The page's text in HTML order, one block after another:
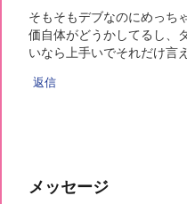
そもそもデブなのにめっち
価自体がどうかしてるし、
いなら上手いでそれだけ言
返信
メッセージ